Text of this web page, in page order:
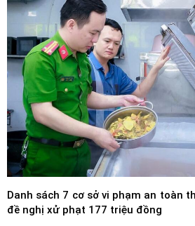
Danh sách 7 cơ sở vi phạm an toàn
đề nghị xử phạt 177 triệu đồng